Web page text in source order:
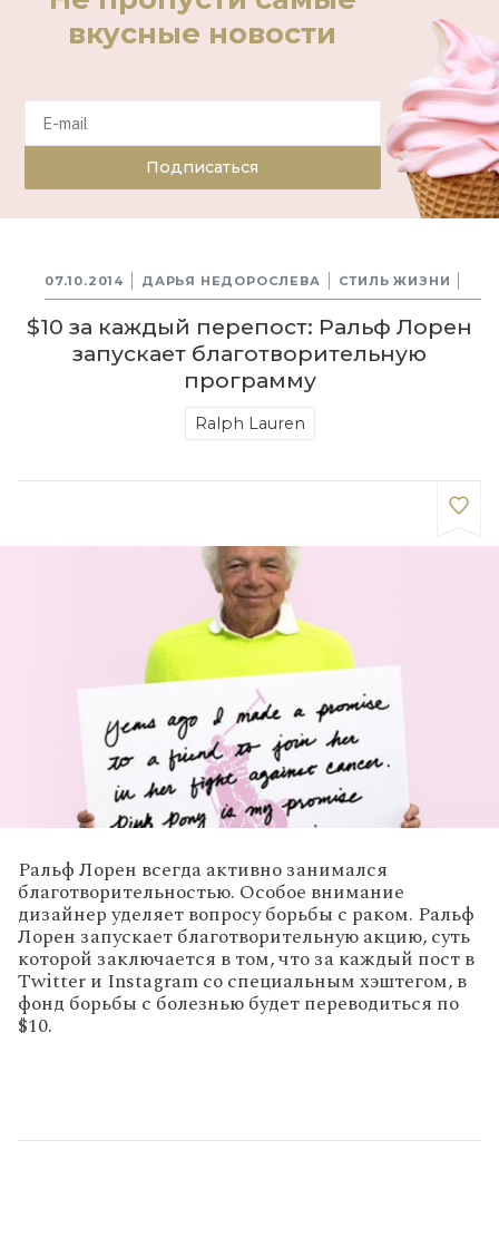
вкусные новости
Подписаться
07.10.2014 ДАРЬЯ НЕДОРОСЛЕВА СТИЛЬ ЖИЗНИ
$10 за каждый перепост: Ральф Лорен
запускает благотворительную
программу
Ralph Lauren
Ральф Лорен всегда активно занимался
благотворительностью. Особое внимание
дизайнер уделяет вопросу борьбы с раком. Ральф
Лорен запускает благотворительную акцию, суть
которой заключается в том, что за каждый пост в
Twitter и Instagram со специальным хэштегом, в
фонд борьбы с болезнью будет переводиться по
$10.